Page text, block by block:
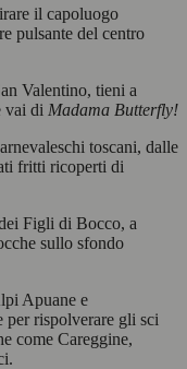
il capoluogo
pulsante del centro
Valentino, tieni a
vai di Madama Butterfly!
toscani, dalle
fritti ricoperti di
Figli di Bocco, a
sullo sfondo
Apuane e
rispolverare gli sci
come Careggine,